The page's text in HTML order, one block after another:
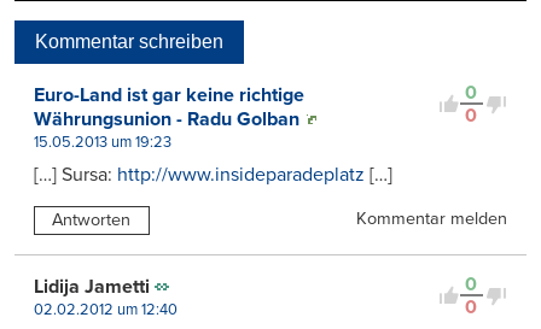
Kommentar schreiben
0
0
Euro-Land ist gar keine richtige
Währungsunion - Radu Golban
15.05.2013 um 19:23
[…] Sursa: http://www.insideparadeplatz […]
Antworten Kommentar melden
0
0
Lidija Jametti
02.02.2012 um 12:40